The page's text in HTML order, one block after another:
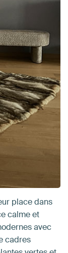
place dans
calme et
avec
cadres